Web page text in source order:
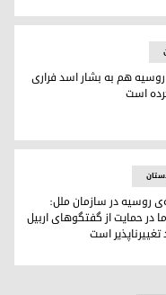
اسد و رئیس جمهوری
هم به بشار اسد فراری
است
در سازمان ملل متحد
روسیه در سازمان ملل:
در حمایت از گفتگو‌های اربیل
تغییرناپذیر است